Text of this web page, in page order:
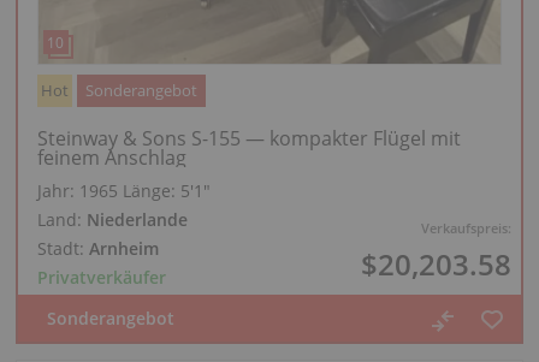
Verkaufspreis:
$20,203.58
Hot Sonderangebot
Steinway & Sons S-155 — kompakter Flügel mit
feinem Anschlag
Jahr: 1965 Länge: 5′1″
Land: Niederlande
Stadt: Arnheim
Privatverkäufer